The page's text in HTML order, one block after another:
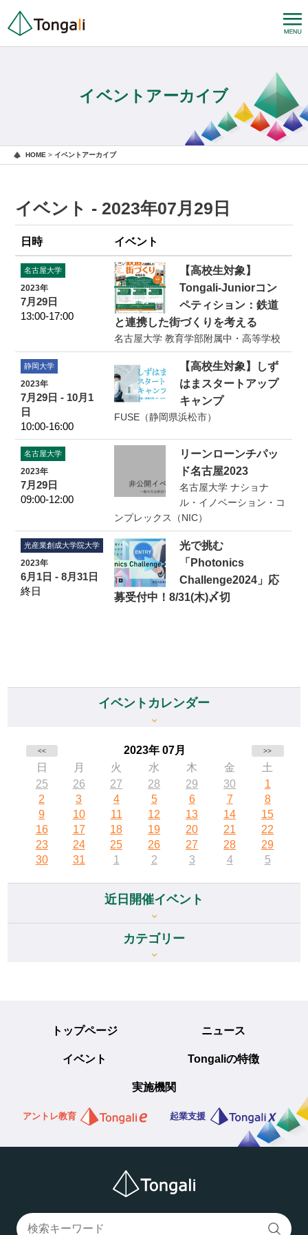
イベントアーカイブ
HOME > イベントアーカイブ
イベント - 2023年07月29日
日時 イベント
名古屋大学
2023年
7月29日
13:00-17:00
【高校生対象】
Tongali-Juniorコン
ペティション：鉄道
と連携した街づくりを考える
名古屋大学 教育学部附属中・高等学校
静岡大学
2023年
7月29日 - 10月1
日
10:00-16:00
【高校生対象】しず
はまスタートアップ
キャンプ
FUSE（静岡県浜松市）
名古屋大学
2023年
7月29日
09:00-12:00
リーンローンチパッ
ド名古屋2023
名古屋大学 ナショナ
ル・イノベーション・コ
ンプレックス（NIC）
光産業創成大学院大学
2023年
6月1日 - 8月31日
終日
光で挑む
「Photonics
Challenge2024」応
募受付中！8/31(木)〆切
イベントカレンダー
<< 2023年 07月 >>
日 月 火 水 木 金
土
25
26 27 28 29 30
1
2
3 4 5 6 7
8
9
10 11 12 13 14
15
16
17 18 19 20 21
22
23
24 25 26 27 28
29
30
31 1 2 3 4 5
近日開催イベント
カテゴリー
トップページ ニュース
イベント Tongaliの特徴
実施機関
アントレ教育 起業支援